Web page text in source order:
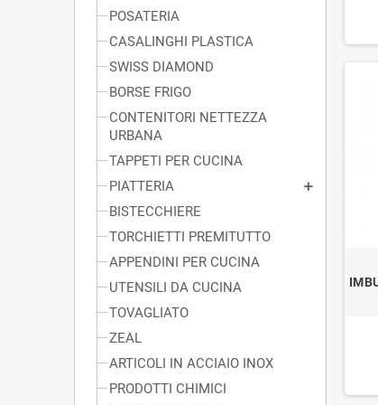
POSATERIA
CASALINGHI PLASTICA
SWISS DIAMOND
BORSE FRIGO
CONTENITORI NETTEZZA
URBANA
TAPPETI PER CUCINA
PIATTERIA
BISTECCHIERE
TORCHIETTI PREMITUTTO
APPENDINI PER CUCINA
UTENSILI DA CUCINA
TOVAGLIATO
ZEAL
ARTICOLI IN ACCIAIO INOX
PRODOTTI CHIMICI